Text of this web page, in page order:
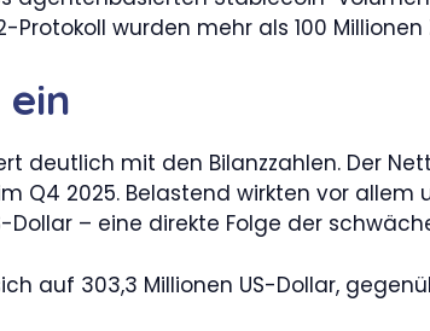
Protokoll wurden mehr als 100
deutlich mit den Bilanzzahlen. Der
Q4 2025. Belastend wirkten vor
Dollar – eine direkte Folge der
auf 303,3 Millionen US-Dollar,